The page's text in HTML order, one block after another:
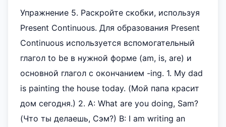
Упражнение 5. Раскройте скобки, используя
Present Continuous. Для образования Present
Continuous используется вспомогательный
глагол to be в нужной форме (am, is, are) и
основной глагол с окончанием -ing. 1. My dad
is painting the house today. (Мой папа красит
дом сегодня.) 2. A: What are you doing, Sam?
(Что ты делаешь, Сэм?) B: I am writing an